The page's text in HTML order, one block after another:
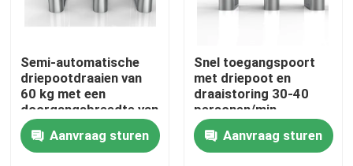
Contacteer ons
nieuws
Semi-automatische
driepootdraaien van
60 kg met een
doorgangsbreedte van
550 mm
Aanvraag sturen
Snel toegangspoort
met driepoot en
draaistoring 30-40
personen/min
Doorgangssnelheid
IP54
Beschermingsniveau
Aanvraag sturen